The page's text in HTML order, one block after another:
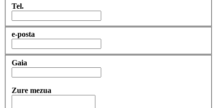
Tel.
e-posta
Gaia
Zure mezua